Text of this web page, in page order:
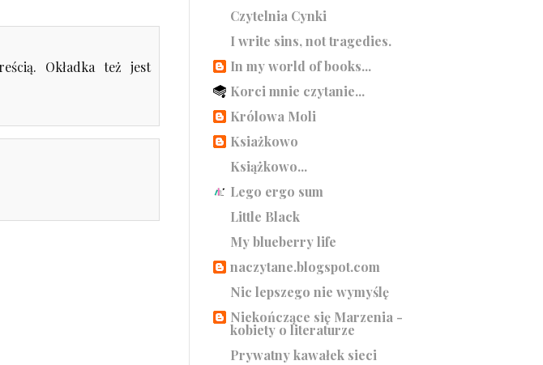
Okładka też jest
Czytelnia Cynki
I write sins, not tragedies.
In my world of books...
Korci mnie czytanie...
Królowa Moli
Ksiażkowo
Książkowo...
Lego ergo sum
Little Black
My blueberry life
naczytane.blogspot.com
Nic lepszego nie wymyślę
Niekończące się Marzenia -
kobiety o literaturze
Prywatny kawałek sieci